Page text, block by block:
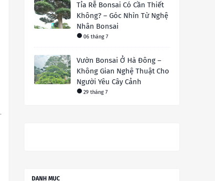
Tỉa Rễ Bonsai Có Cần Thiết
Không? – Góc Nhìn Từ Nghệ
Nhân Bonsai
06 tháng 7
Vườn Bonsai Ở Hà Đông –
Không Gian Nghệ Thuật Cho
Người Yêu Cây Cảnh
29 tháng 7
DANH MỤC